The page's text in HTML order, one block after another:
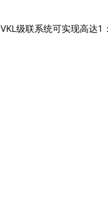
级联系统可实现高达1